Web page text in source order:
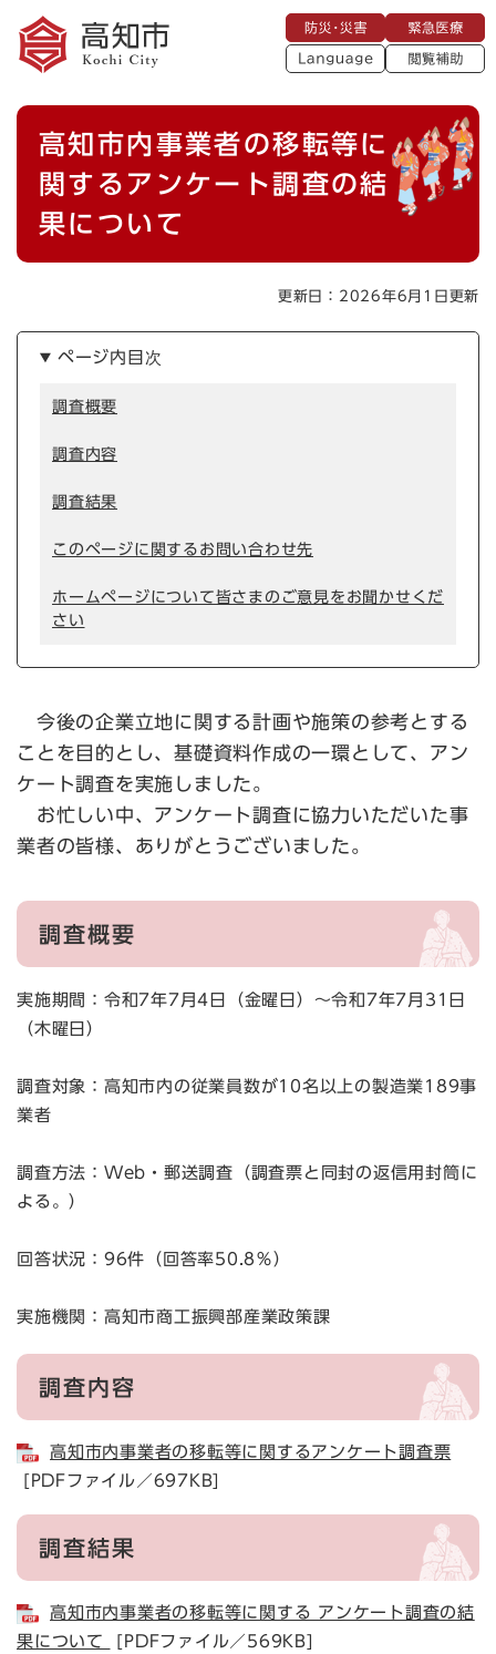
メニューを飛ばして本文へ
災
・
災
急
医
療
L
a
a
g
閲
助
本
高知市内事業者の移転等に
関するアンケート調査の結
果について
更新日：2026年6月1日更新
ページ内目次
調査概要
調査内容
調査結果
このページに関するお問い合わせ先
ホームページについて皆さまのご意見をお聞かせくだ
さい
今後の企業立地に関する計画や施策の参考とする
ことを目的とし、基礎資料作成の一環として、アン
ケート調査を実施しました。
お忙しい中、アンケート調査に協力いただいた事
業者の皆様、ありがとうございました。
調査概要
実施期間：令和7年7月4日（金曜日）～令和7年7月31日
（木曜日）
調査対象：高知市内の従業員数が10名以上の製造業189事
業者
調査方法：Web・郵送調査（調査票と同封の返信用封筒に
よる。）
回答状況：96件（回答率50.8％）
実施機関：高知市商工振興部産業政策課
調査内容
高知市内事業者の移転等に関するアンケート調査票
[PDFファイル／697KB]
調査結果
高知市内事業者の移転等に関する アンケート調査の結
果について
[PDFファイル／569KB]